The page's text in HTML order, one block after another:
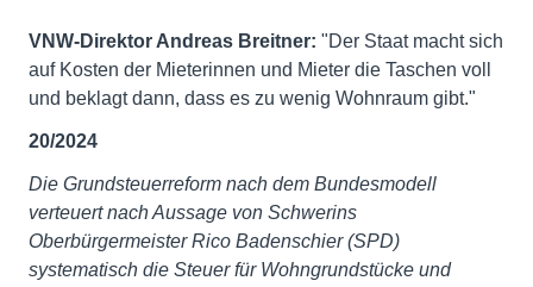
VNW-Direktor Andreas Breitner: "Der Staat macht sich
auf Kosten der Mieterinnen und Mieter die Taschen voll
und beklagt dann, dass es zu wenig Wohnraum gibt."
20/2024
Die Grundsteuerreform nach dem Bundesmodell
verteuert nach Aussage von Schwerins
Oberbürgermeister Rico Badenschier (SPD)
systematisch die Steuer für Wohngrundstücke und